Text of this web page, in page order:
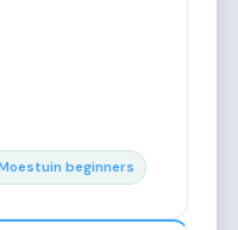
beginners